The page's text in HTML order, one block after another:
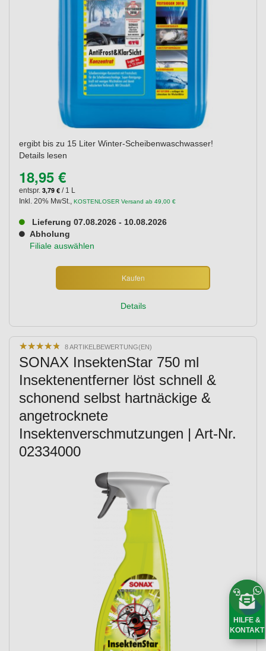
ergibt bis zu 15 Liter Winter-Scheibenwaschwasser!
Details lesen
18,95 €
entspr. 3,79 € / 1 L
Inkl. 20% MwSt., KOSTENLOSER Versand ab 49,00 €
Lieferung 07.08.2026 - 10.08.2026
Abholung
Filiale auswählen
Kaufen
Details
★★★★★
★★★★★ 8 ARTIKELBEWERTUNG(EN)
SONAX InsektenStar 750 ml
Insektenentferner löst schnell &
schonend selbst hartnäckige &
angetrocknete
Insektenverschmutzungen | Art-Nr.
02334000
HILFE &
KONTAKT